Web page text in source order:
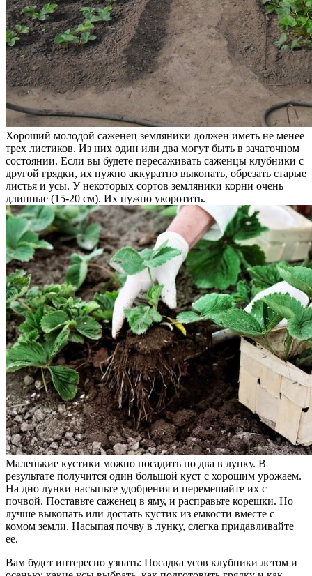
Хороший молодой саженец земляники должен иметь не менее
трех листиков. Из них один или два могут быть в зачаточном
состоянии. Если вы будете пересаживать саженцы клубники с
другой грядки, их нужно аккуратно выкопать, обрезать старые
листья и усы. У некоторых сортов земляники корни очень
длинные (15-20 см). Их нужно укоротить.
Маленькие кустики можно посадить по два в лунку. В
результате получится один большой куст с хорошим урожаем.
На дно лунки насыпьте удобрения и перемешайте их с
почвой. Поставьте саженец в яму, и расправьте корешки. Но
лучше выкопать или достать кустик из емкости вместе с
комом земли. Насыпая почву в лунку, слегка придавливайте
ее.
Вам будет интересно узнать: Посадка усов клубники летом и